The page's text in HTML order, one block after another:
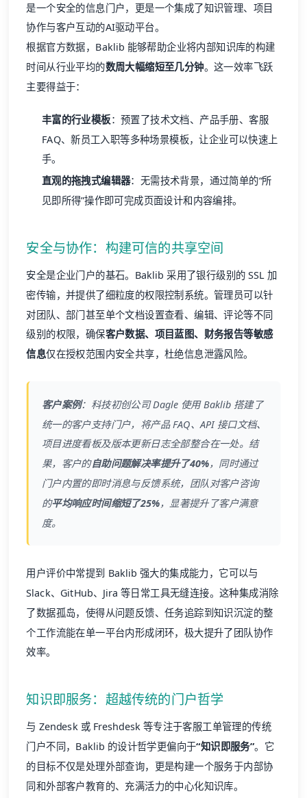
是一个安全的信息门户，更是一个集成了知识管理、项目
协作与客户互动的AI驱动平台。
根据官方数据，Baklib 能够帮助企业将内部知识库的构建
时间从行业平均的数周大幅缩短至几分钟。这一效率飞跃
主要得益于：
丰富的行业模板：预置了技术文档、产品手册、客服
FAQ、新员工入职等多种场景模板，让企业可以快速上
手。
直观的拖拽式编辑器：无需技术背景，通过简单的“所
见即所得”操作即可完成页面设计和内容编排。
安全与协作：构建可信的共享空间
安全是企业门户的基石。Baklib 采用了银行级别的 SSL 加
密传输，并提供了细粒度的权限控制系统。管理员可以针
对团队、部门甚至单个文档设置查看、编辑、评论等不同
级别的权限，确保客户数据、项目蓝图、财务报告等敏感
信息仅在授权范围内安全共享，杜绝信息泄露风险。
客户案例：科技初创公司 Dagle 使用 Baklib 搭建了
统一的客户支持门户，将产品 FAQ、API 接口文档、
项目进度看板及版本更新日志全部整合在一处。结
果，客户的自助问题解决率提升了40%，同时通过
门户内置的即时消息与反馈系统，团队对客户咨询
的平均响应时间缩短了25%，显著提升了客户满意
度。
用户评价中常提到 Baklib 强大的集成能力，它可以与
Slack、GitHub、Jira 等日常工具无缝连接。这种集成消除
了数据孤岛，使得从问题反馈、任务追踪到知识沉淀的整
个工作流能在单一平台内形成闭环，极大提升了团队协作
效率。
知识即服务：超越传统的门户哲学
与 Zendesk 或 Freshdesk 等专注于客服工单管理的传统
门户不同，Baklib 的设计哲学更偏向于“知识即服务”。它
的目标不仅是处理外部查询，更是构建一个服务于内部协
同和外部客户教育的、充满活力的中心化知识库。